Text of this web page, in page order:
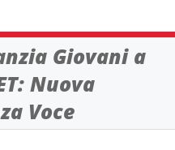
Giovani a
Nuova
Voce